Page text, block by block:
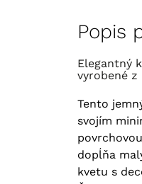
Popis
Elegantný komplet : náhrdelník a náušnice
vyrobené
Tento
svojím
dopĺňa
kvetu s